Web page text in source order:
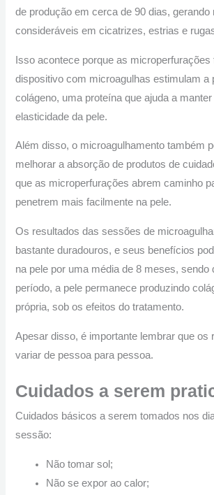
de produção em cerca de 90 dias, gerando
consideráveis em cicatrizes, estrias e
Isso acontece porque as microperfurações
dispositivo com microagulhas estimulam a
colágeno, uma proteína que ajuda a
elasticidade da pele.
Além disso, o microagulhamento também
melhorar a absorção de produtos de
que as microperfurações abrem caminho
penetrem mais facilmente na pele.
Os resultados das sessões de
bastante duradouros, e seus benefícios
na pele por uma média de 8 meses, sendo
período, a pele permanece produzindo
própria, sob os efeitos do tratamento.
Apesar disso, é importante lembrar que os
variar de pessoa para pessoa.
Cuidados a serem
Cuidados básicos a serem tomados nos
sessão:
Não tomar sol;
Não se expor ao calor;